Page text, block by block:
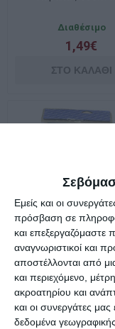
Εμείς και οι
πρόσβαση σε
και
αναγνωριστικοί και
αποστέλλονται από
και περιεχόμενο,
ακροατηρίου και
και οι συνεργάτες
δεδομένα
Διαθέσιμο
1,49€
Τρίγωνα Ilca Set 2
31cm. 45° & 60°
Λίγα τεμάχια
2,90€